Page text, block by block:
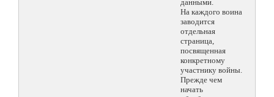
данными.
На каждого воина
заводится
отдельная
страница,
посвященная
конкретному
участнику войны.
Прежде чем
начать